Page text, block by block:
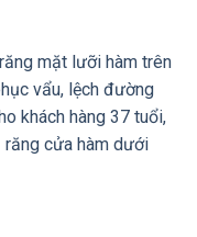
mặt lưỡi hàm trên
vẩu, lệch đường
khách hàng 37 tuổi,
răng cửa hàm dưới